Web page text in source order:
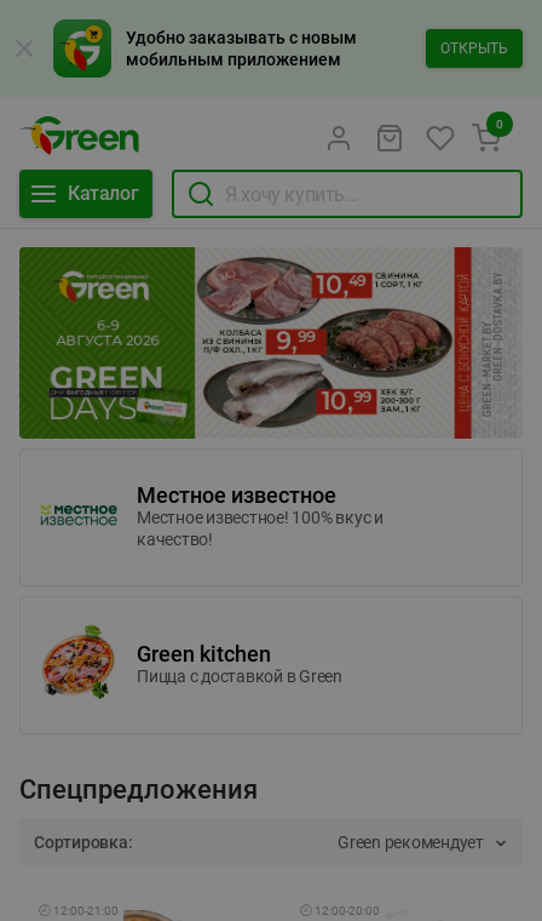
Удобно заказывать с новым
мобильным приложением
ОТКРЫТЬ
Каталог
0
Местное известное
Местное известное! 100% вкус и
качество!
Green kitchen
Пицца c доставкой в Green
Спецпредложения
Сортировка: Green рекомендует
🕘 12:00-21:00 🕘 12:00-20:00